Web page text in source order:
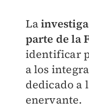
La
parte de la
identificar
a los
dedicado a
enervante.